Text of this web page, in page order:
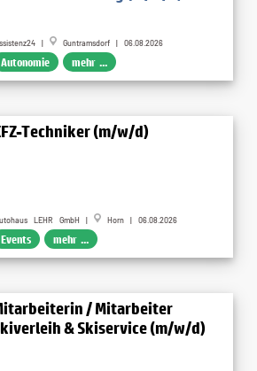
| Guntramsdorf | 06.08.2026
Autonomie mehr ...
Techniker (m/w/d)
LEHR GmbH | Horn | 06.08.2026
Events mehr ...
/ Mitarbeiter
& Skiservice (m/w/d)